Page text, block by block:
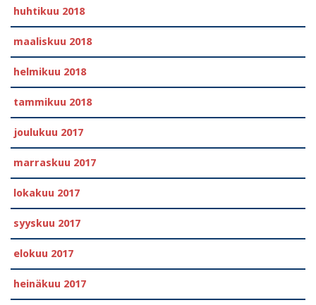
huhtikuu 2018
maaliskuu 2018
helmikuu 2018
tammikuu 2018
joulukuu 2017
marraskuu 2017
lokakuu 2017
syyskuu 2017
elokuu 2017
heinäkuu 2017